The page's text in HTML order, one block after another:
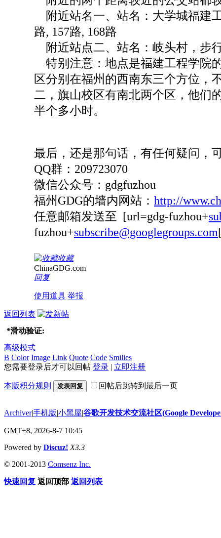
附近站名一、站名：大学城福建
路, 157路, 168路
附近站点二、站名：岐头村，步
特别注意：地点是福建工程学院
区分别在福州的西南东三个方位，
二，旗山校区有南北两个区，他们
半个多小时。
最后，还是那句话，有任何疑问，
QQ群：209723070
微信公众号：gdgfuzhou
福州GDG的墙内网站： http://
任意邮箱发送至 [url=gdg-fuzhou+
fuzhou+subscribe@googlegroups.com
收藏
ChinaGDG.com
回复
使用道具 举报
返回列表
*滑动验证:
高级模式
B Color Image Link Quote Code Smilies
您需要登录后才可以回帖 登录 | 立即注册
本版积分规则 发表回复 回帖后跳转到最后一页
Archiver|手机版|小黑屋|谷歌开发技术交流社区(Google
GMT+8, 2026-8-7 10:45
Powered by Discuz! X3.3
© 2001-2013 Comsenz Inc.
快速回复 返回顶部 返回列表